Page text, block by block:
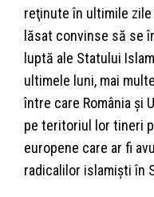
reţinute în ultimile
lăsat convinse să se
luptă ale Statului
ultimele luni, mai
între care România şi
pe teritoriul lor tineri
europene care ar fi
radicalilor islamişti în